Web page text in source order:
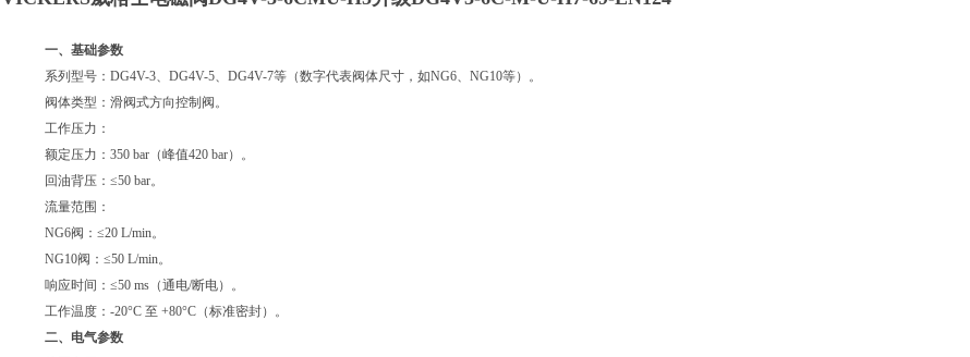
一、基础参数
系列型号：DG4V-3、DG4V-5、DG4V-7等（数字代表阀体尺寸，如NG6、NG10等）。
阀体类型：滑阀式方向控制阀。
工作压力：
额定压力：350 bar（峰值420 bar）。
回油背压：≤50 bar。
流量范围：
NG6阀：≤20 L/min。
NG10阀：≤50 L/min。
响应时间：≤50 ms（通电/断电）。
工作温度：-20°C 至 +80°C（标准密封）。
二、电气参数